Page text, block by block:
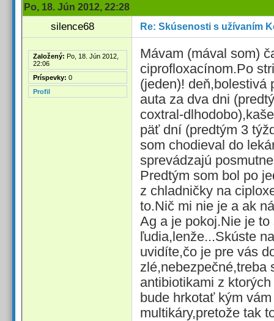
Po, 18. Jún 2012, 22:28
silence68 Re: Skúsenosti s užívaním
Založený: Po, 18. Jún 2012,
22:06
Príspevky: 0
Profil
Mávam (mával som)
ciprofloxacínom.Po
(jeden)! deň,bolestivá
auta za dva dni
coxtral-
päť dní (predtým 3
som chodieval do
sprevádzajú
Predtým som bol po
z chladničky na
to.Nič mi nie je a ak
Ag a je pokoj.Nie je
ľudia,lenže...Skúste
uvidíte,čo je pre vás
zlé,nebezpečné,treba
antibiotikami z
bude hrkotať kým
multikáry,pretože tak